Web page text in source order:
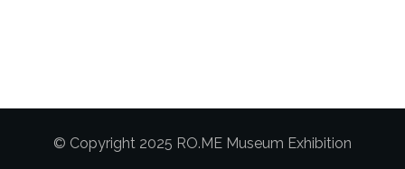
© Copyright 2025 RO.ME Museum Exhibition